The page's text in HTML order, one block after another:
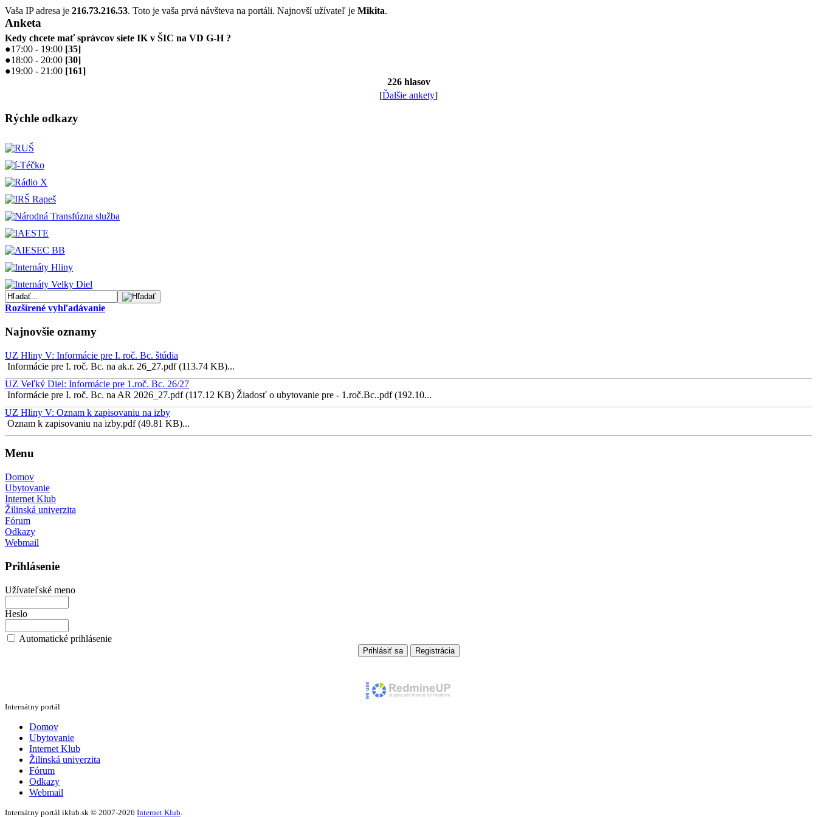
Vaša IP adresa je 216.73.216.53. Toto je vaša prvá návšteva na portáli. Najnovší užívateľ je Mikita.
Anketa
Kedy chcete mať správcov siete IK v ŠIC na VD G-H ?
●17:00 - 19:00 [35]
●18:00 - 20:00 [30]
●19:00 - 21:00 [161]
226 hlasov
[Ďalšie ankety]
Rýchle odkazy
Rozšírené vyhľadávanie
Najnovšie oznamy
UZ Hliny V: Informácie pre I. roč. Bc. štúdia
Informácie pre I. roč. Bc. na ak.r. 26_27.pdf (113.74 KB)...
UZ Veľký Diel: Informácie pre 1.roč. Bc. 26/27
Informácie pre I. roč. Bc. na AR 2026_27.pdf (117.12 KB) Žiadosť o ubytovanie pre - 1.roč.Bc..pdf (192.10...
UZ Hliny V: Oznam k zapisovaniu na izby
Oznam k zapisovaniu na izby.pdf (49.81 KB)...
Menu
Domov
Ubytovanie
Internet Klub
Žilinská univerzita
Fórum
Odkazy
Webmail
Prihlásenie
Užívateľské meno
Heslo
Automatické prihlásenie
Internátny portál
Domov
Ubytovanie
Internet Klub
Žilinská univerzita
Fórum
Odkazy
Webmail
Internátny portál iklub.sk © 2007-2026 Internet Klub